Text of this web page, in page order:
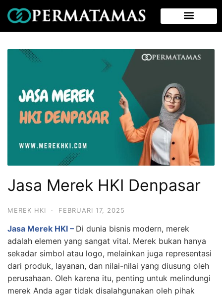
Jasa Merek HKI Denpasar
MEREK HKI · FEBRUARI 17, 2025
Jasa Merek HKI – Di dunia bisnis modern, merek
adalah elemen yang sangat vital. Merek bukan hanya
sekadar simbol atau logo, melainkan juga representasi
dari produk, layanan, dan nilai-nilai yang diusung oleh
perusahaan. Oleh karena itu, penting untuk melindungi
merek Anda agar tidak disalahgunakan oleh pihak